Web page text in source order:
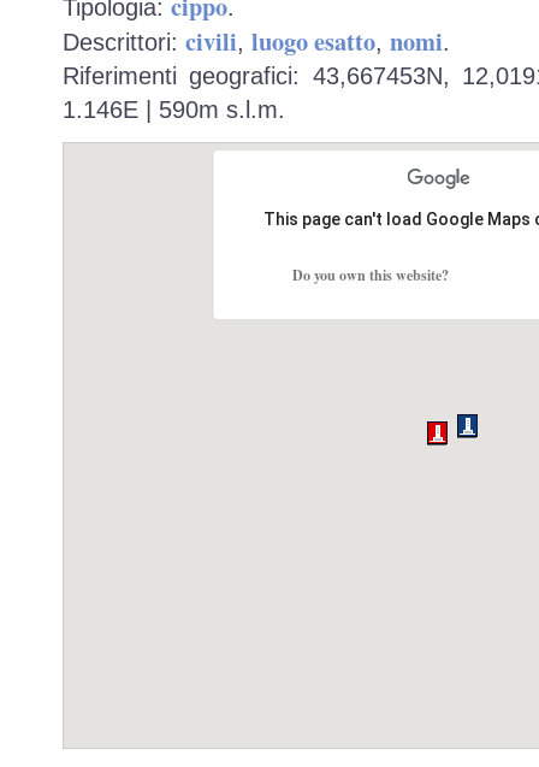
Tipologia:
.
Descrittori: civili, luogo esatto, nomi.
Riferimenti geografici: 43,667453N,
1.146E | 590m s.l.m.
This page can't load Google
Do you own this website?